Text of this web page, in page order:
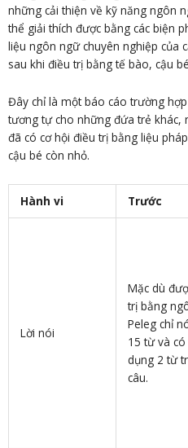
những cải thiện về kỹ năng ngôn
thể giải thích được bằng các biện
liệu ngôn ngữ chuyên nghiệp của
sau khi điều trị bằng tế bào, cậu
Đây chỉ là một báo cáo trường
tương tự cho những đứa trẻ khác,
đã có cơ hội điều trị bằng liệu
cậu bé còn nhỏ.
Hành vi Trước
Lời nói
Mặc dù
trị bằng
Peleg chỉ
15 từ và
dụng 2 từ
câu.